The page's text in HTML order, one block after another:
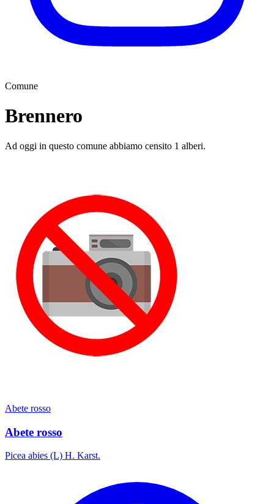
Comune
Brennero
Ad oggi in questo comune abbiamo censito 1 alberi.
Abete rosso
Abete rosso
Picea abies (L) H. Karst.